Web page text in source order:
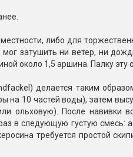
либо для
затушить ни ветер, ни
около 1,5 аршина. Палку
делается таким
на 10 частей воды), затем
ольховую). После навивки
в следующую густую
требуется простой